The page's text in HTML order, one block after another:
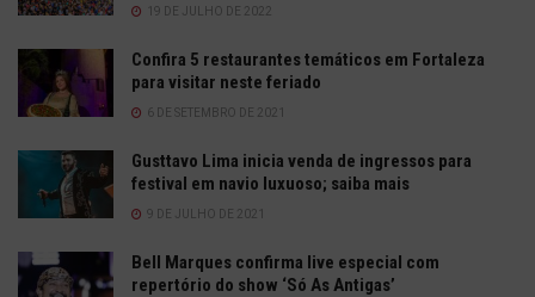
19 DE JULHO DE 2022
Confira 5 restaurantes temáticos em Fortaleza
para visitar neste feriado
6 DE SETEMBRO DE 2021
Gusttavo Lima inicia venda de ingressos para
festival em navio luxuoso; saiba mais
9 DE JULHO DE 2021
Bell Marques confirma live especial com
repertório do show ‘Só As Antigas’